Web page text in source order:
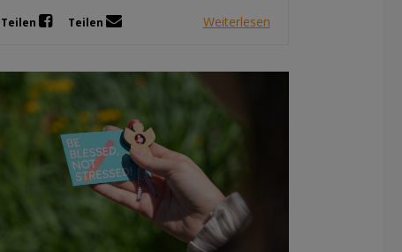
Teilen Teilen Weiterlesen